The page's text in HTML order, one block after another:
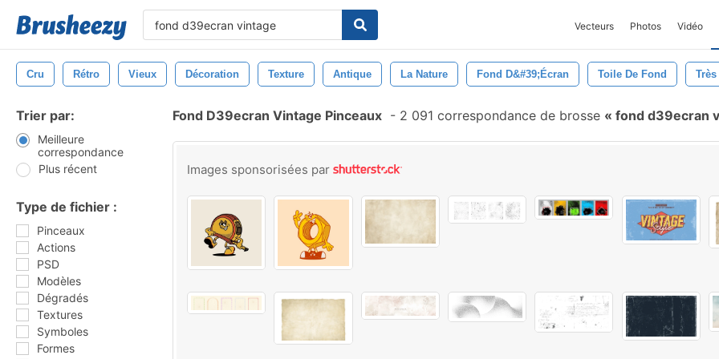
Vecteurs Photos Vidéo
Cru Rétro Vieux Décoration Texture Antique La Nature Fond D&#39;écran Toile De Fond
Trier par:
Meilleure
correspondance
Plus récent
Type de fichier :
Pinceaux
Actions
PSD
Modèles
Dégradés
Textures
Symboles
Formes
Fond D39ecran Vintage Pinceaux - 2 091 correspondance de brosse fond d39ecran
Images sponsorisées par